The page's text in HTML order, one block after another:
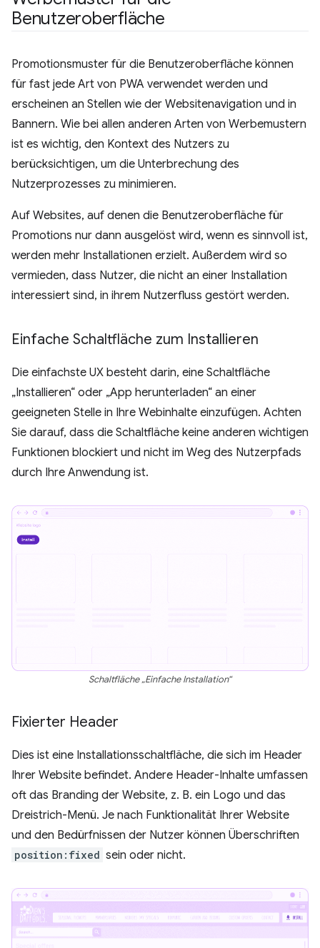
Benutzeroberfläche
Promotionsmuster für die Benutzeroberfläche können
für fast jede Art von PWA verwendet werden und
erscheinen an Stellen wie der Websitenavigation und in
Bannern. Wie bei allen anderen Arten von Werbemustern
ist es wichtig, den Kontext des Nutzers zu
berücksichtigen, um die Unterbrechung des
Nutzerprozesses zu minimieren.
Auf Websites, auf denen die Benutzeroberfläche für
Promotions nur dann ausgelöst wird, wenn es sinnvoll ist,
werden mehr Installationen erzielt. Außerdem wird so
vermieden, dass Nutzer, die nicht an einer Installation
interessiert sind, in ihrem Nutzerfluss gestört werden.
Einfache Schaltfläche zum Installieren
Die einfachste UX besteht darin, eine Schaltfläche
„Installieren“ oder „App herunterladen“ an einer
geeigneten Stelle in Ihre Webinhalte einzufügen. Achten
Sie darauf, dass die Schaltfläche keine anderen wichtigen
Funktionen blockiert und nicht im Weg des Nutzerpfads
durch Ihre Anwendung ist.
Schaltfläche „Einfache Installation“
Fixierter Header
Dies ist eine Installationsschaltfläche, die sich im Header
Ihrer Website befindet. Andere Header-Inhalte umfassen
oft das Branding der Website, z. B. ein Logo und das
Dreistrich-Menü. Je nach Funktionalität Ihrer Website
und den Bedürfnissen der Nutzer können Überschriften
position:fixed sein oder nicht.